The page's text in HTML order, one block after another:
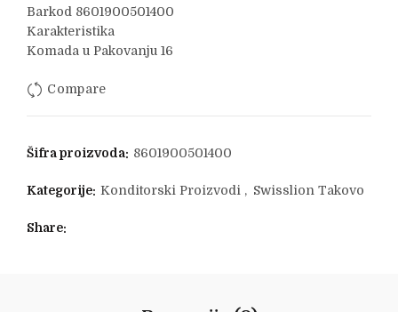
Barkod 8601900501400
Karakteristika
Komada u Pakovanju 16
Compare
Šifra proizvoda: 8601900501400
Kategorije: Konditorski Proizvodi , Swisslion Takovo
Share